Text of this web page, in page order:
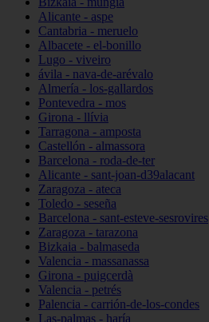
Alicante - aspe
Cantabria - meruelo
Albacete - el-bonillo
Lugo - viveiro
ávila - nava-de-arévalo
Almería - los-gallardos
Pontevedra - mos
Girona - llívia
Tarragona - amposta
Castellón - almassora
Barcelona - roda-de-ter
Alicante - sant-joan-d39alacant
Zaragoza - ateca
Toledo - seseña
Barcelona - sant-esteve-sesrovires
Zaragoza - tarazona
Bizkaia - balmaseda
Valencia - massanassa
Girona - puigcerdà
Valencia - petrés
Palencia - carrión-de-los-condes
Las-palmas - haría